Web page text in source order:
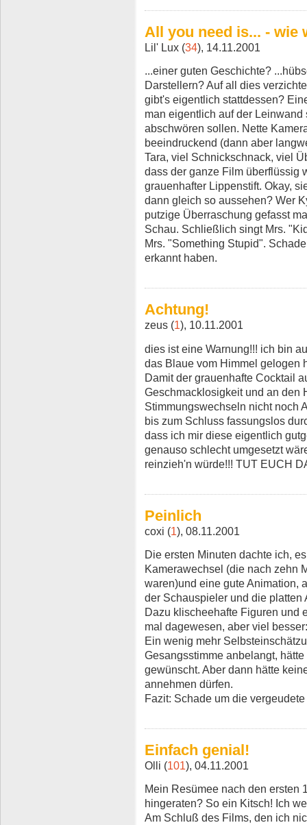
All you need is... - wie
Lil' Lux (34), 14.11.2001
...einer guten Geschichte?
Darstellern? Auf all dies
gibt's eigentlich stattdessen?
man eigentlich auf der
abschwören sollen. Nette
beeindruckend (dann aber
Tara, viel Schnickschnack, viel
dass der ganze Film überflüssig
grauenhafter Lippenstift. Okay,
dann gleich so aussehen? Wer
putzige Überraschung gefasst
Schau. Schließlich singt Mrs.
Mrs. "Something Stupid".
erkannt haben.
Achtung!
zeus (1), 10.11.2001
dies ist eine Warnung!!! ich bin
das Blaue vom Himmel gelogen
Damit der grauenhafte Cocktail
Geschmacklosigkeit und an den
Stimmungswechseln nicht noch
bis zum Schluss fassungslos
dass ich mir diese eigentlich
genauso schlecht umgesetzt
reinzieh'n würde!!! TUT EUCH
Peinlich
coxi (1), 08.11.2001
Die ersten Minuten dachte ich,
Kamerawechsel (die nach zehn
waren)und eine gute Animation,
der Schauspieler und die
Dazu klischeehafte Figuren und
mal dagewesen, aber viel
Ein wenig mehr
Gesangsstimme anbelangt,
gewünscht. Aber dann hätte
annehmen dürfen.
Fazit: Schade um die
Einfach genial!
Olli (101), 04.11.2001
Mein Resümee nach den ersten
hingeraten? So ein Kitsch! Ich
Am Schluß des Films, den ich